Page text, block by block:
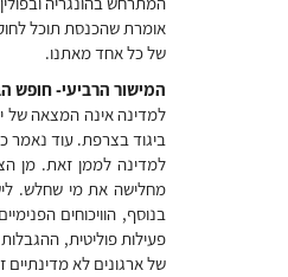
אומרת שהכנסת תוכל לחוקק
של כל אחד מאתנו.
המישור הרביעי- חופש
למדינה אינה המצאה של
ביגוד בצרפת. עוד נאמר
למדינה לממן זאת. מן
מחלישה את מי שחלש.
בנוסף, הוויכוחים
פעילות פוליטית,
של ארגונים לא מדינתיים